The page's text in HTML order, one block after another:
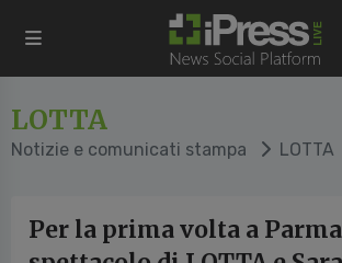
LOTTA
Notizie e comunicati stampa LOTTA
Per la prima volta a Parma